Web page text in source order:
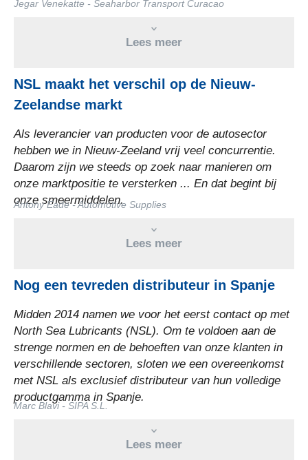
NSL maakt het verschil op de Nieuw-
Zeelandse markt
Als leverancier van producten voor de autosector
hebben we in Nieuw-Zeeland vrij veel concurrentie.
Daarom zijn we steeds op zoek naar manieren om
onze marktpositie te versterken ... En dat begint bij
onze smeermiddelen.
Nog een tevreden distributeur in Spanje
Midden 2014 namen we voor het eerst contact op met
North Sea Lubricants (NSL). Om te voldoen aan de
strenge normen en de behoeften van onze klanten in
verschillende sectoren, sloten we een overeenkomst
met NSL als exclusief distributeur van hun volledige
productgamma in Spanje.